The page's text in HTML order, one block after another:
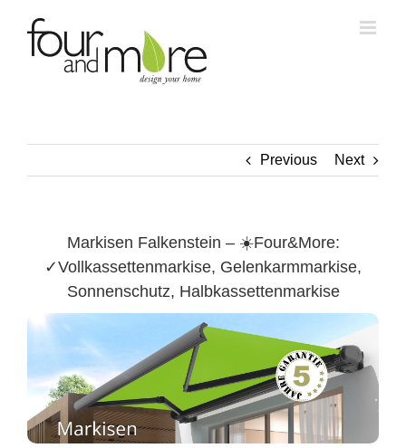
content
Previous Next
Markisen Falkenstein – ☀️Four&More:
✓Vollkassettenmarkise, Gelenkarmmarkise,
Sonnenschutz, Halbkassettenmarkise